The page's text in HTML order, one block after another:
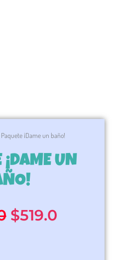
¡Dame un baño!
¡DAME UN
El
$519.0El